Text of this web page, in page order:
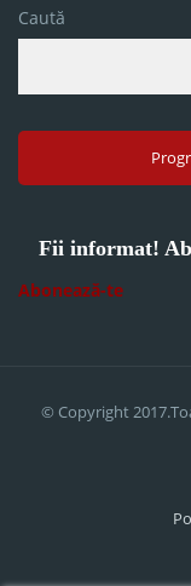
Caută
Fii informat!
Abonează-te
© Copyright